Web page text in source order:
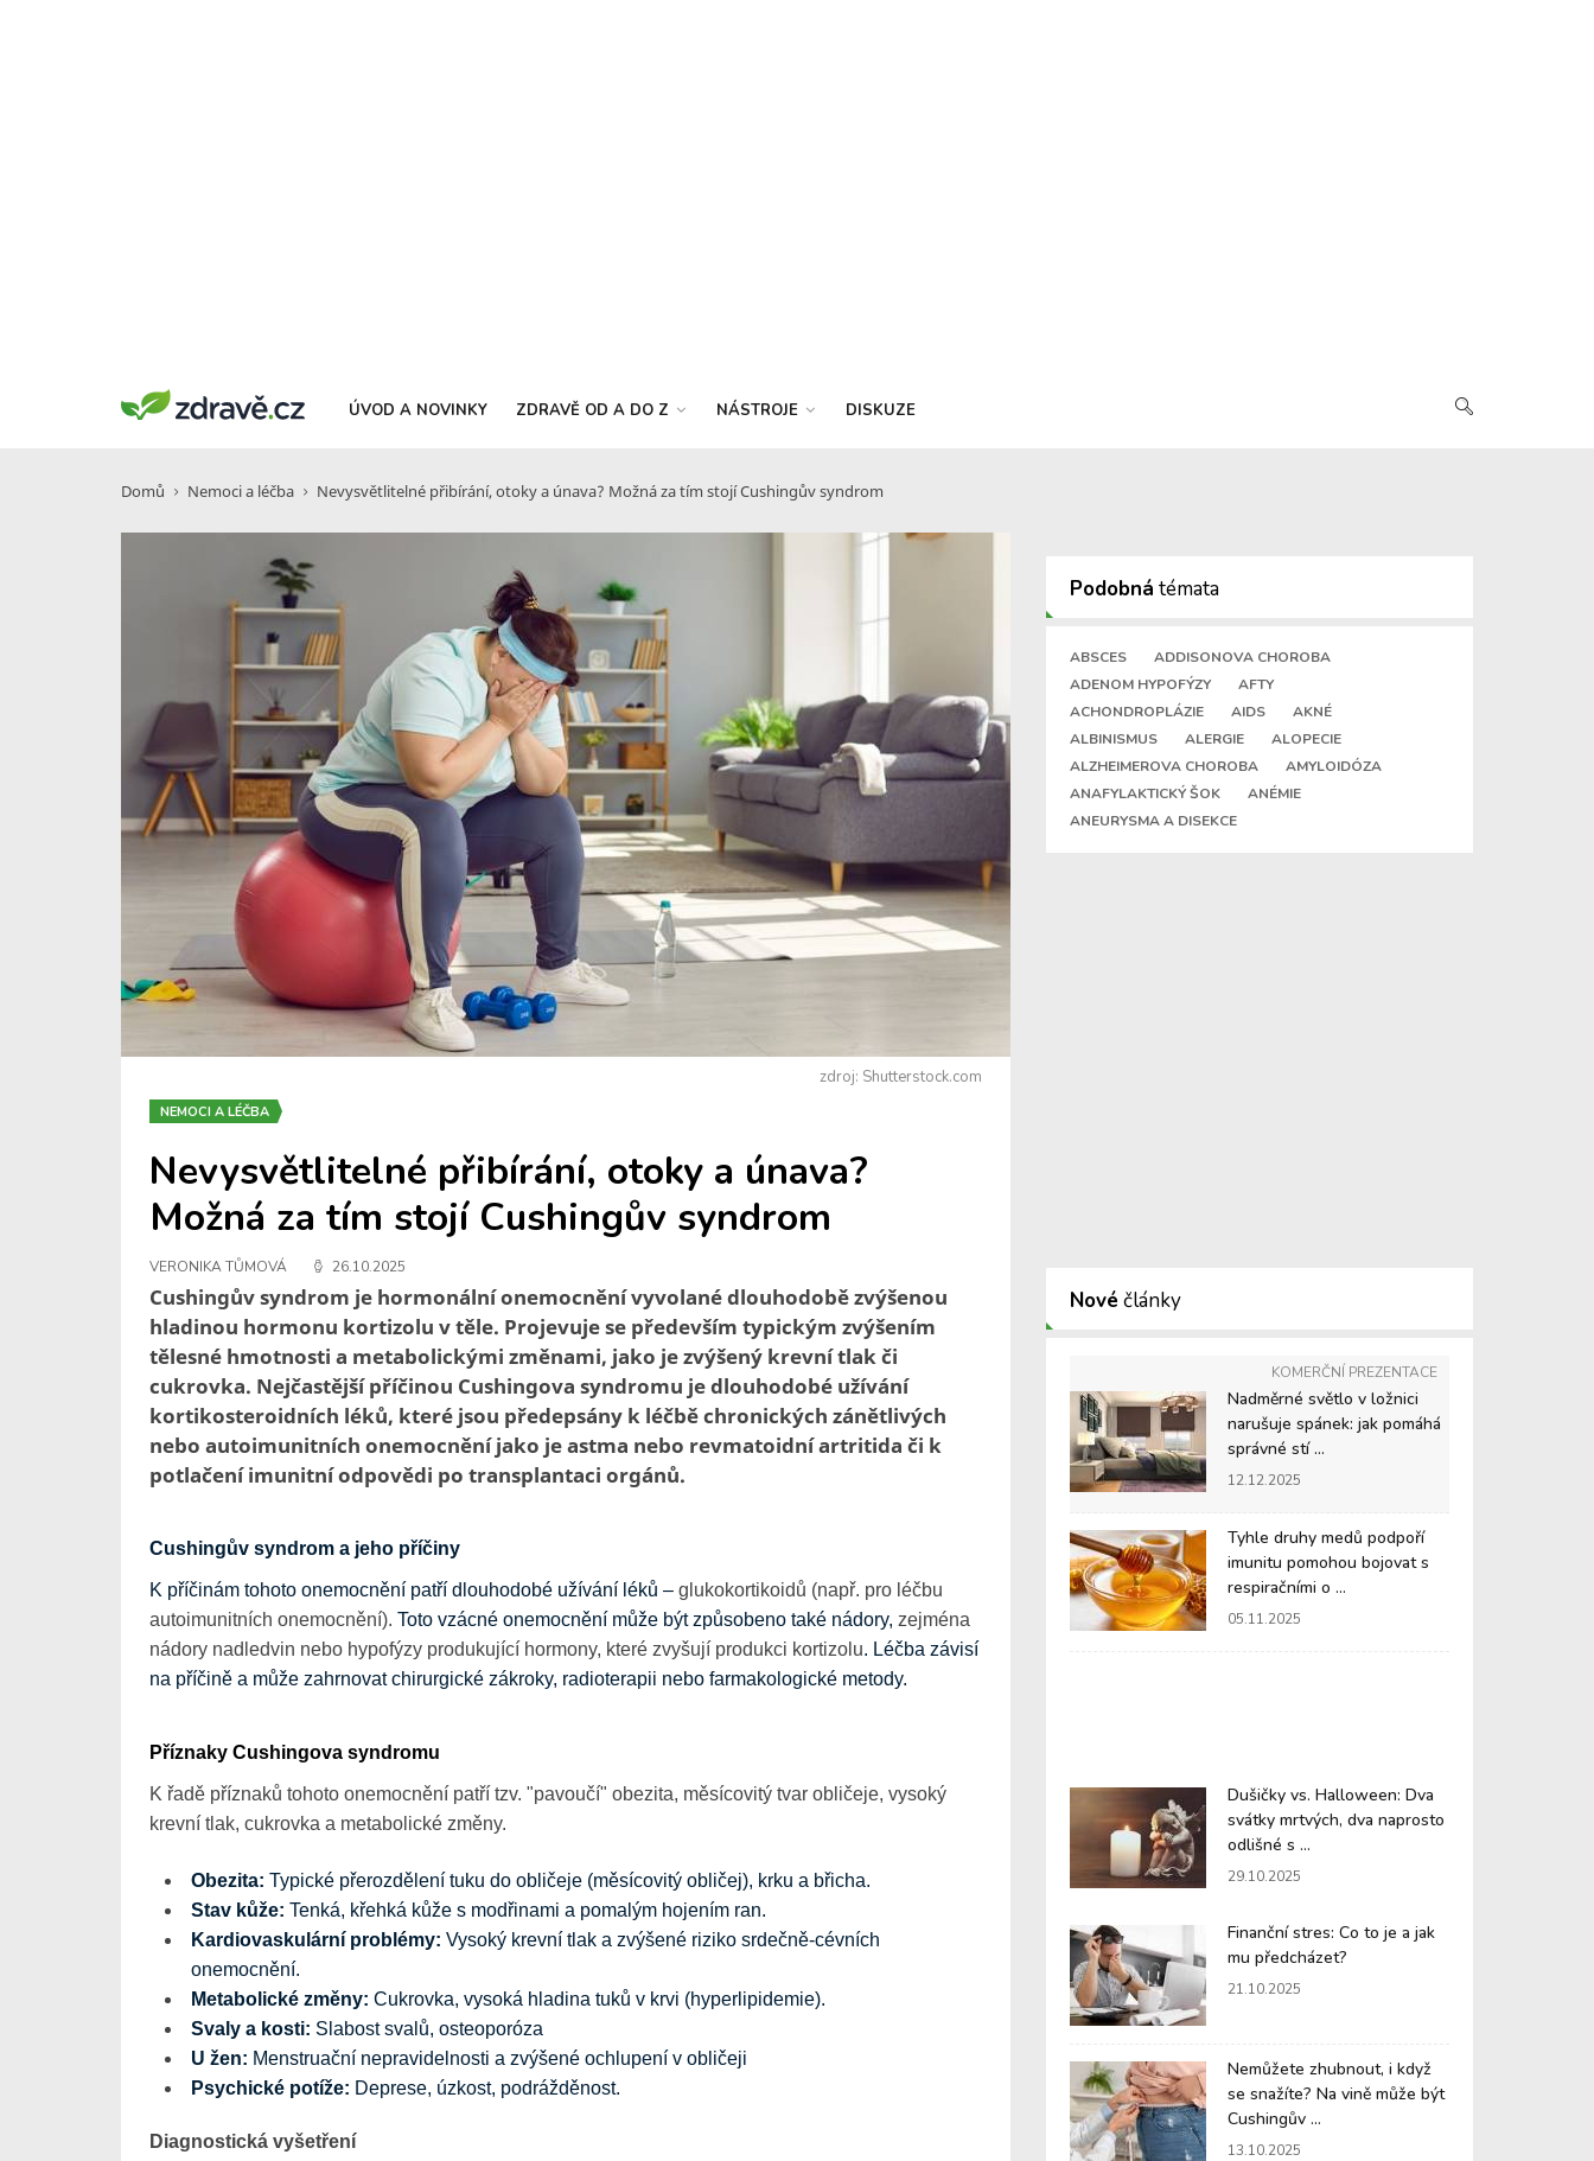
ÚVOD A NOVINKY ZDRAVĚ OD A DO Z NÁSTROJE DISKUZE
Domů Nemoci a léčba Nevysvětlitelné přibírání, otoky a únava? Možná za tím stojí Cushingův syndrom
zdroj: Shutterstock.com
NEMOCI A LÉČBA
Nevysvětlitelné přibírání, otoky a únava?
Možná za tím stojí Cushingův syndrom
VERONIKA TŮMOVÁ 26.10.2025
Cushingův syndrom je hormonální onemocnění vyvolané dlouhodobě zvýšenou
hladinou hormonu kortizolu v těle. Projevuje se především typickým zvýšením
tělesné hmotnosti a metabolickými změnami, jako je zvýšený krevní tlak či
cukrovka. Nejčastější příčinou Cushingova syndromu je dlouhodobé užívání
kortikosteroidních léků, které jsou předepsány k léčbě chronických zánětlivých
nebo autoimunitních onemocnění jako je astma nebo revmatoidní artritida či k
potlačení imunitní odpovědi po transplantaci orgánů.
Cushingův syndrom a jeho příčiny
K příčinám tohoto onemocnění patří dlouhodobé užívání léků – glukokortikoidů (např. pro léčbu
autoimunitních onemocnění). Toto vzácné onemocnění může být způsobeno také nádory, zejména
nádory nadledvin nebo hypofýzy produkující hormony, které zvyšují produkci kortizolu. Léčba závisí
na příčině a může zahrnovat chirurgické zákroky, radioterapii nebo farmakologické metody.
Příznaky Cushingova syndromu
K řadě příznaků tohoto onemocnění patří tzv. "pavoučí" obezita, měsícovitý tvar obličeje, vysoký
krevní tlak, cukrovka a metabolické změny.
Obezita: Typické přerozdělení tuku do obličeje (měsícovitý obličej), krku a břicha.
Stav kůže: Tenká, křehká kůže s modřinami a pomalým hojením ran.
Kardiovaskulární problémy: Vysoký krevní tlak a zvýšené riziko srdečně-cévních
onemocnění.
Metabolické změny: Cukrovka, vysoká hladina tuků v krvi (hyperlipidemie).
Svaly a kosti: Slabost svalů, osteoporóza
U žen: Menstruační nepravidelnosti a zvýšené ochlupení v obličeji
Psychické potíže: Deprese, úzkost, podrážděnost.
Diagnostická vyšetření
Podobná témata
ABSCES
ADDISONOVA CHOROBA
ADENOM HYPOFÝZY
AFTY
ACHONDROPLÁZIE
AIDS
AKNÉ
ALBINISMUS
ALERGIE
ALOPECIE
ALZHEIMEROVA CHOROBA
AMYLOIDÓZA
ANAFYLAKTICKÝ ŠOK
ANÉMIE
ANEURYSMA A DISEKCE
Nové články
KOMERČNÍ PREZENTACE
Nadměrné světlo v ložnici
narušuje spánek: jak pomáhá
správné stí ...
12.12.2025
Tyhle druhy medů podpoří
imunitu pomohou bojovat s
respiračními o ...
05.11.2025
Dušičky vs. Halloween: Dva
svátky mrtvých, dva naprosto
odlišné s ...
29.10.2025
Finanční stres: Co to je a jak
mu předcházet?
21.10.2025
Nemůžete zhubnout, i když
se snažíte? Na vině může být
Cushingův ...
13.10.2025